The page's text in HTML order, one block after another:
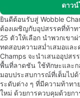
ดาว
ยินดีต้อนรับสู่ Wobble
ต้องเผชิญกับอุปสรรคที่ท้า
25 ตัวให้เลือก นำพวกเขา
ทดสอบความสม่ำเสมอแล
Champs จะนำเสนออุปส
พื้นที่ลาดชัน ใช้ทักษะและก
มอบประสบการณ์ที่เต็มไป
ระดับต่าง ๆ ที่มีความท้าท
ใหม่ ด้วยการควบคุมด้วยก